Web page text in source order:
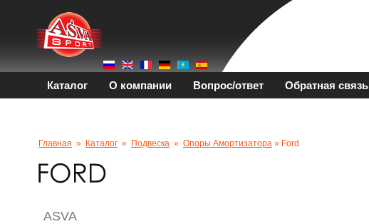
Каталог О компании Вопрос/ответ Обратная связь
Главная » Каталог » Подвеска » Опоры Амортизатора » Ford
ASVA